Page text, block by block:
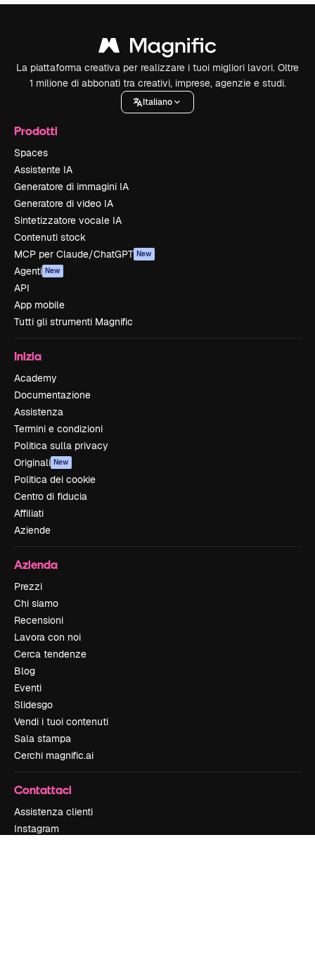
La piattaforma creativa per realizzare i tuoi migliori lavori. Oltre
1 milione di abbonati tra creativi, imprese, agenzie e studi.
Italiano
Prodotti
Spaces
Assistente IA
Generatore di immagini IA
Generatore di video IA
Sintetizzatore vocale IA
Contenuti stock
MCP per Claude/ChatGPT New
Agenti New
API
App mobile
Tutti gli strumenti Magnific
Inizia
Academy
Documentazione
Assistenza
Termini e condizioni
Politica sulla privacy
Originali New
Politica dei cookie
Centro di fiducia
Affiliati
Aziende
Azienda
Prezzi
Chi siamo
Recensioni
Lavora con noi
Cerca tendenze
Blog
Eventi
Slidesgo
Vendi i tuoi contenuti
Sala stampa
Cerchi magnific.ai
Contattaci
Assistenza clienti
Instagram